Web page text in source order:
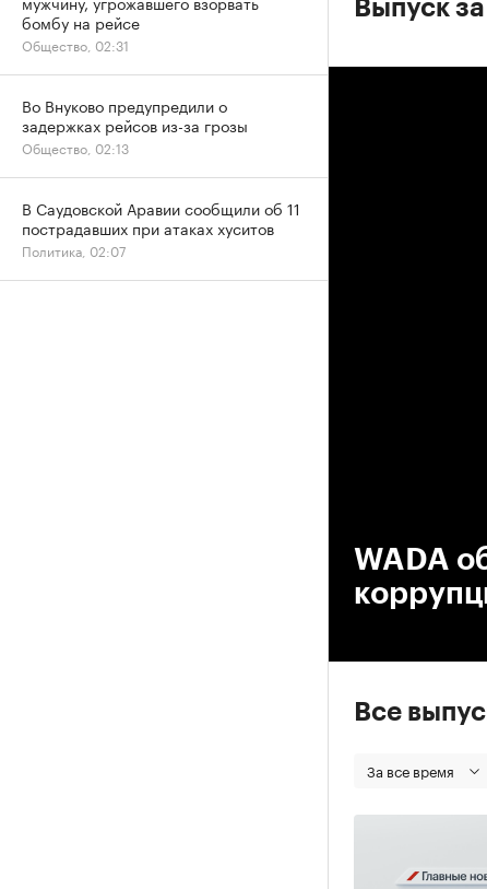
Выпуск
WADA
Все
За все время
бомбу на рейсе
Общество, 02:31
Во Внуково предупредили о
задержках рейсов из-за грозы
Общество, 02:13
В Саудовской Аравии сообщили об 11
пострадавших при атаках хуситов
Политика, 02:07